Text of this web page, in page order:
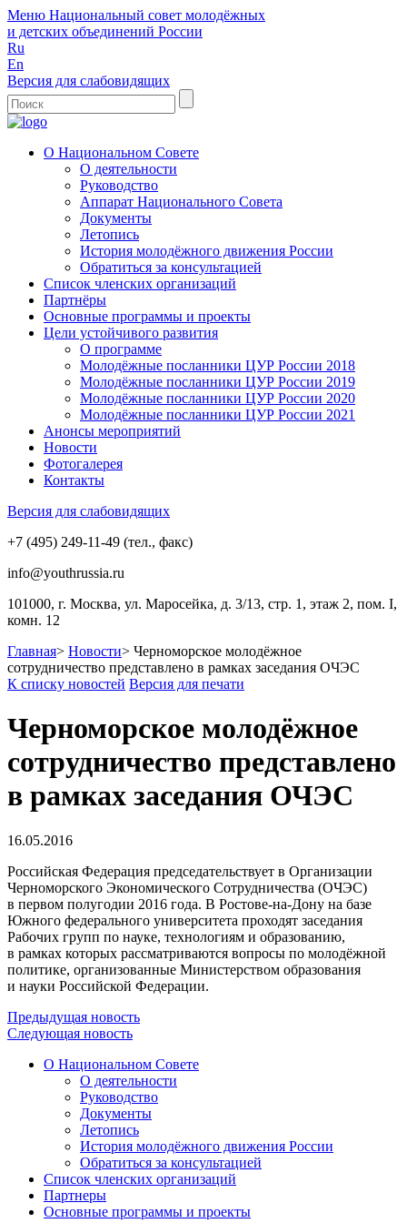
Меню Национальный совет молодёжных
и детских объединений России
Ru
En
Версия для слабовидящих
О Национальном Совете
О деятельности
Руководство
Аппарат Национального Совета
Документы
Летопись
История молодёжного движения России
Обратиться за консультацией
Список членских организаций
Партнёры
Основные программы и проекты
Цели устойчивого развития
О программе
Молодёжные посланники ЦУР России 2018
Молодёжные посланники ЦУР России 2019
Молодёжные посланники ЦУР России 2020
Молодёжные посланники ЦУР России 2021
Анонсы мероприятий
Новости
Фотогалерея
Контакты
Версия для слабовидящих
+7 (495) 249-11-49 (тел., факс)
info@youthrussia.ru
101000, г. Москва, ул. Маросейка, д. 3/13, стр. 1, этаж 2, пом. I,
комн. 12
Главная> Новости> Черноморское молодёжное
сотрудничество представлено в рамках заседания ОЧЭС
К списку новостей Версия для печати
Черноморское молодёжное
сотрудничество представлено
в рамках заседания ОЧЭС
16.05.2016
Российская Федерация председательствует в Организации
Черноморского Экономического Сотрудничества (ОЧЭС)
в первом полугодии 2016 года. В Ростове-на-Дону на базе
Южного федерального университета проходят заседания
Рабочих групп по науке, технологиям и образованию,
в рамках которых рассматриваются вопросы по молодёжной
политике, организованные Министерством образования
и науки Российской Федерации.
Предыдущая новость
Следующая новость
О Национальном Совете
О деятельности
Руководство
Документы
Летопись
История молодёжного движения России
Обратиться за консультацией
Список членских организаций
Партнеры
Основные программы и проекты